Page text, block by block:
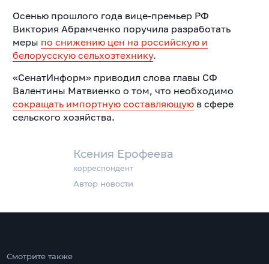
Ксения Ерофеева
корреспондент
Автор новости
Осенью прошлого года вице-премьер РФ
Виктория Абрамченко поручила разработать
меры по снижению цен на российскую и
белорусскую сельхозтехнику.
«СенатИнформ» приводил слова главы СФ
Валентины Матвиенко о том, что необходимо
сокращать импортную составляющуюв сфере
сельского хозяйства.
Смотрите также